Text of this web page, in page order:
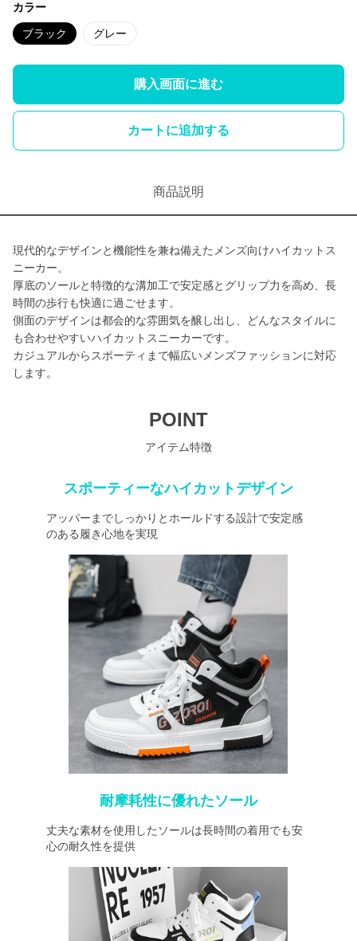
カラー
ブラック グレー
購入画面に進む
カートに追加する
商品説明
現代的なデザインと機能性を兼ね備えたメンズ向けハイカットス
ニーカー。
厚底のソールと特徴的な溝加工で安定感とグリップ力を高め、長
時間の歩行も快適に過ごせます。
側面のデザインは都会的な雰囲気を醸し出し、どんなスタイルに
も合わせやすいハイカットスニーカーです。
カジュアルからスポーティまで幅広いメンズファッションに対応
します。
POINT
アイテム特徴
スポーティーなハイカットデザイン
アッパーまでしっかりとホールドする設計で安定感
のある履き心地を実現
耐摩耗性に優れたソール
丈夫な素材を使用したソールは長時間の着用でも安
心の耐久性を提供